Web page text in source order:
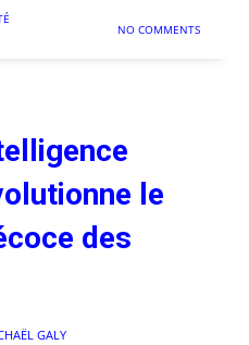
NO COMMENTS
le
des
GALY